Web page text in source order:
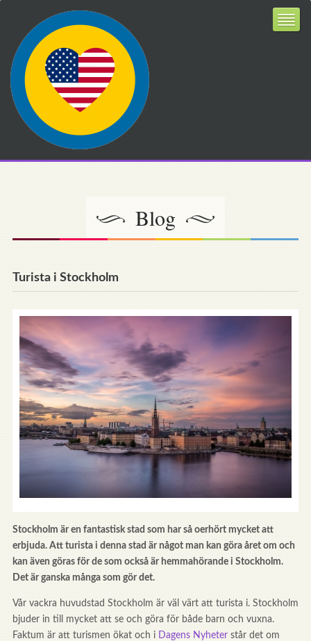
Blog
Turista i Stockholm
Stockholm är en fantastisk stad som har så oerhört mycket att
erbjuda. Att turista i denna stad är något man kan göra året om och
kan även göras för de som också är hemmahörande i Stockholm.
Det är ganska många som gör det.
Vår vackra huvudstad Stockholm är väl värt att turista i. Stockholm
bjuder in till mycket att se och göra för både barn och vuxna.
Faktum är att turismen ökat och i
Dagens Nyheterstår det om